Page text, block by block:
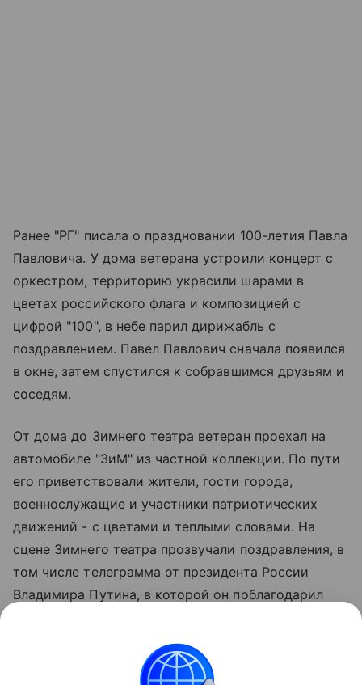
Ранее "РГ" писала о праздновании 100-летия Павла
Павловича. У дома ветерана устроили концерт с
оркестром, территорию украсили шарами в
цветах российского флага и композицией с
цифрой "100", в небе парил дирижабль с
поздравлением. Павел Павлович сначала появился
в окне, затем спустился к собравшимся друзьям и
соседям.
От дома до Зимнего театра ветеран проехал на
автомобиле "ЗиМ" из частной коллекции. По пути
его приветствовали жители, гости города,
военнослужащие и участники патриотических
движений - с цветами и теплыми словами. На
сцене Зимнего театра прозвучали поздравления, в
том числе телеграмма от президента России
Владимира Путина, в которой он поблагодарил
Также Павла Павловича поздравили губернатор
Краснодарского края Вениамин Кондратьев и